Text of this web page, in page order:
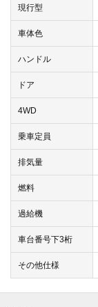
現行型
車体色
ハンドル
ドア
4WD
乗車定員
排気量
燃料
過給機
車台番号下3桁
その他仕様